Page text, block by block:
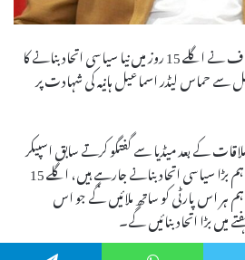
اسلام آباد: پاکستان تحریک انصاف نے اگلے 15 روز میں نیا سیاسی اتحاد بنانے کا
سے حماس لیڈر اسماعیل ہانیہ کی شہادت پر
کے بعد میڈیا سے گفتگو کرتے سابق اسپیکر
قومی اسمبلی اسد قیصر کا کہنا تھا کہ ہم بڑا سیاسی اتحاد بنانے جارہے ہیں، اگلے 15
ہم ہر اس پارٹی کو ساتھ ملائیں گے جو اس
بڑا اتحاد بنائیں گے۔